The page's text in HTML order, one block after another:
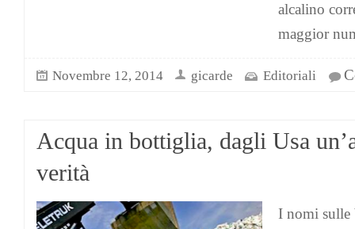
alcalino
maggior
Novembre 12, 2014 gicarde Editoriali
Acqua in bottiglia, dagli Usa
verità
I nomi sulle